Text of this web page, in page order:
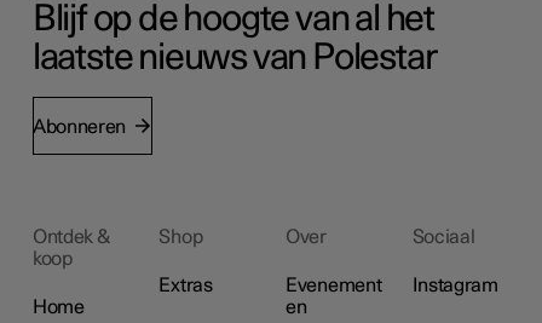
Blijf op de hoogte van al het
laatste nieuws van Polestar
Abonneren
Ontdek &
koop
Home
Shop
Extras
Over
Evenement
en
Sociaal
Instagram